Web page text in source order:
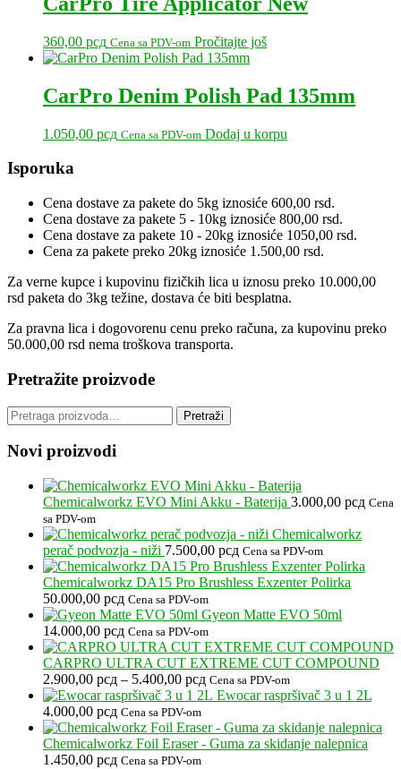
360,00 рсд Cena sa PDV-om Pročitajte još
CarPro Denim Polish Pad 135mm
1.050,00 рсд Cena sa PDV-om Dodaj u korpu
Primary
Sidebar
Isporuka
Cena dostave za pakete do 5kg iznosiće 600,00 rsd.
Cena dostave za pakete 5 - 10kg iznosiće 800,00 rsd.
Cena dostave za pakete 10 - 20kg iznosiće 1050,00 rsd.
Cena za pakete preko 20kg iznosiće 1.500,00 rsd.
Za verne kupce i kupovinu fizičkih lica u iznosu preko 10.000,00
rsd paketa do 3kg težine, dostava će biti besplatna.
Za pravna lica i dogovorenu cenu preko računa, za kupovinu preko
50.000,00 rsd nema troškova transporta.
Pretražite proizvode
Pretraga
za:
Pretraži
Novi proizvodi
Chemicalworkz EVO Mini Akku - Baterija 3.000,00 рсд Cena
sa PDV-om
Chemicalworkz
perač podvozja - niži 7.500,00 рсд Cena sa PDV-om
Chemicalworkz DA15 Pro Brushless Exzenter Polirka
50.000,00 рсд Cena sa PDV-om
Gyeon Matte EVO 50ml
14.000,00 рсд Cena sa PDV-om
CARPRO ULTRA CUT EXTREME CUT COMPOUND
2.900,00 рсд – 5.400,00 рсдRaspon
cena:
2.900,00 рсд
do
Cena sa PDV-om
Ewocar raspršivač 3 u 1 2L
4.000,00 рсд Cena sa PDV-om
Chemicalworkz Foil Eraser - Guma za skidanje nalepnica
1.450,00 рсд Cena sa PDV-om